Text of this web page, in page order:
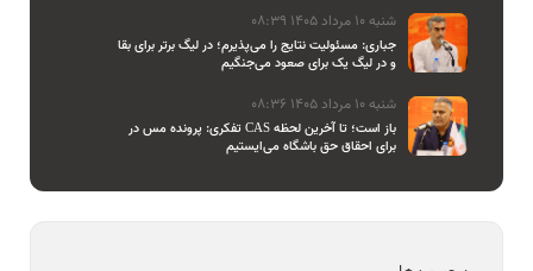
شنبه 10 مرداد 1405 08:39
جباری: مسئولیت نتایج را می‌پذیرم؛ در لیگ برتر برای بقا
و در لیگ یک برای صعود می‌جنگیم
شنبه 10 مرداد 1405 08:36
تفکری: پرونده مس در CAS باز است؛ تا آخرین لحظه
برای احقاق حق باشگاه می‌ایستیم